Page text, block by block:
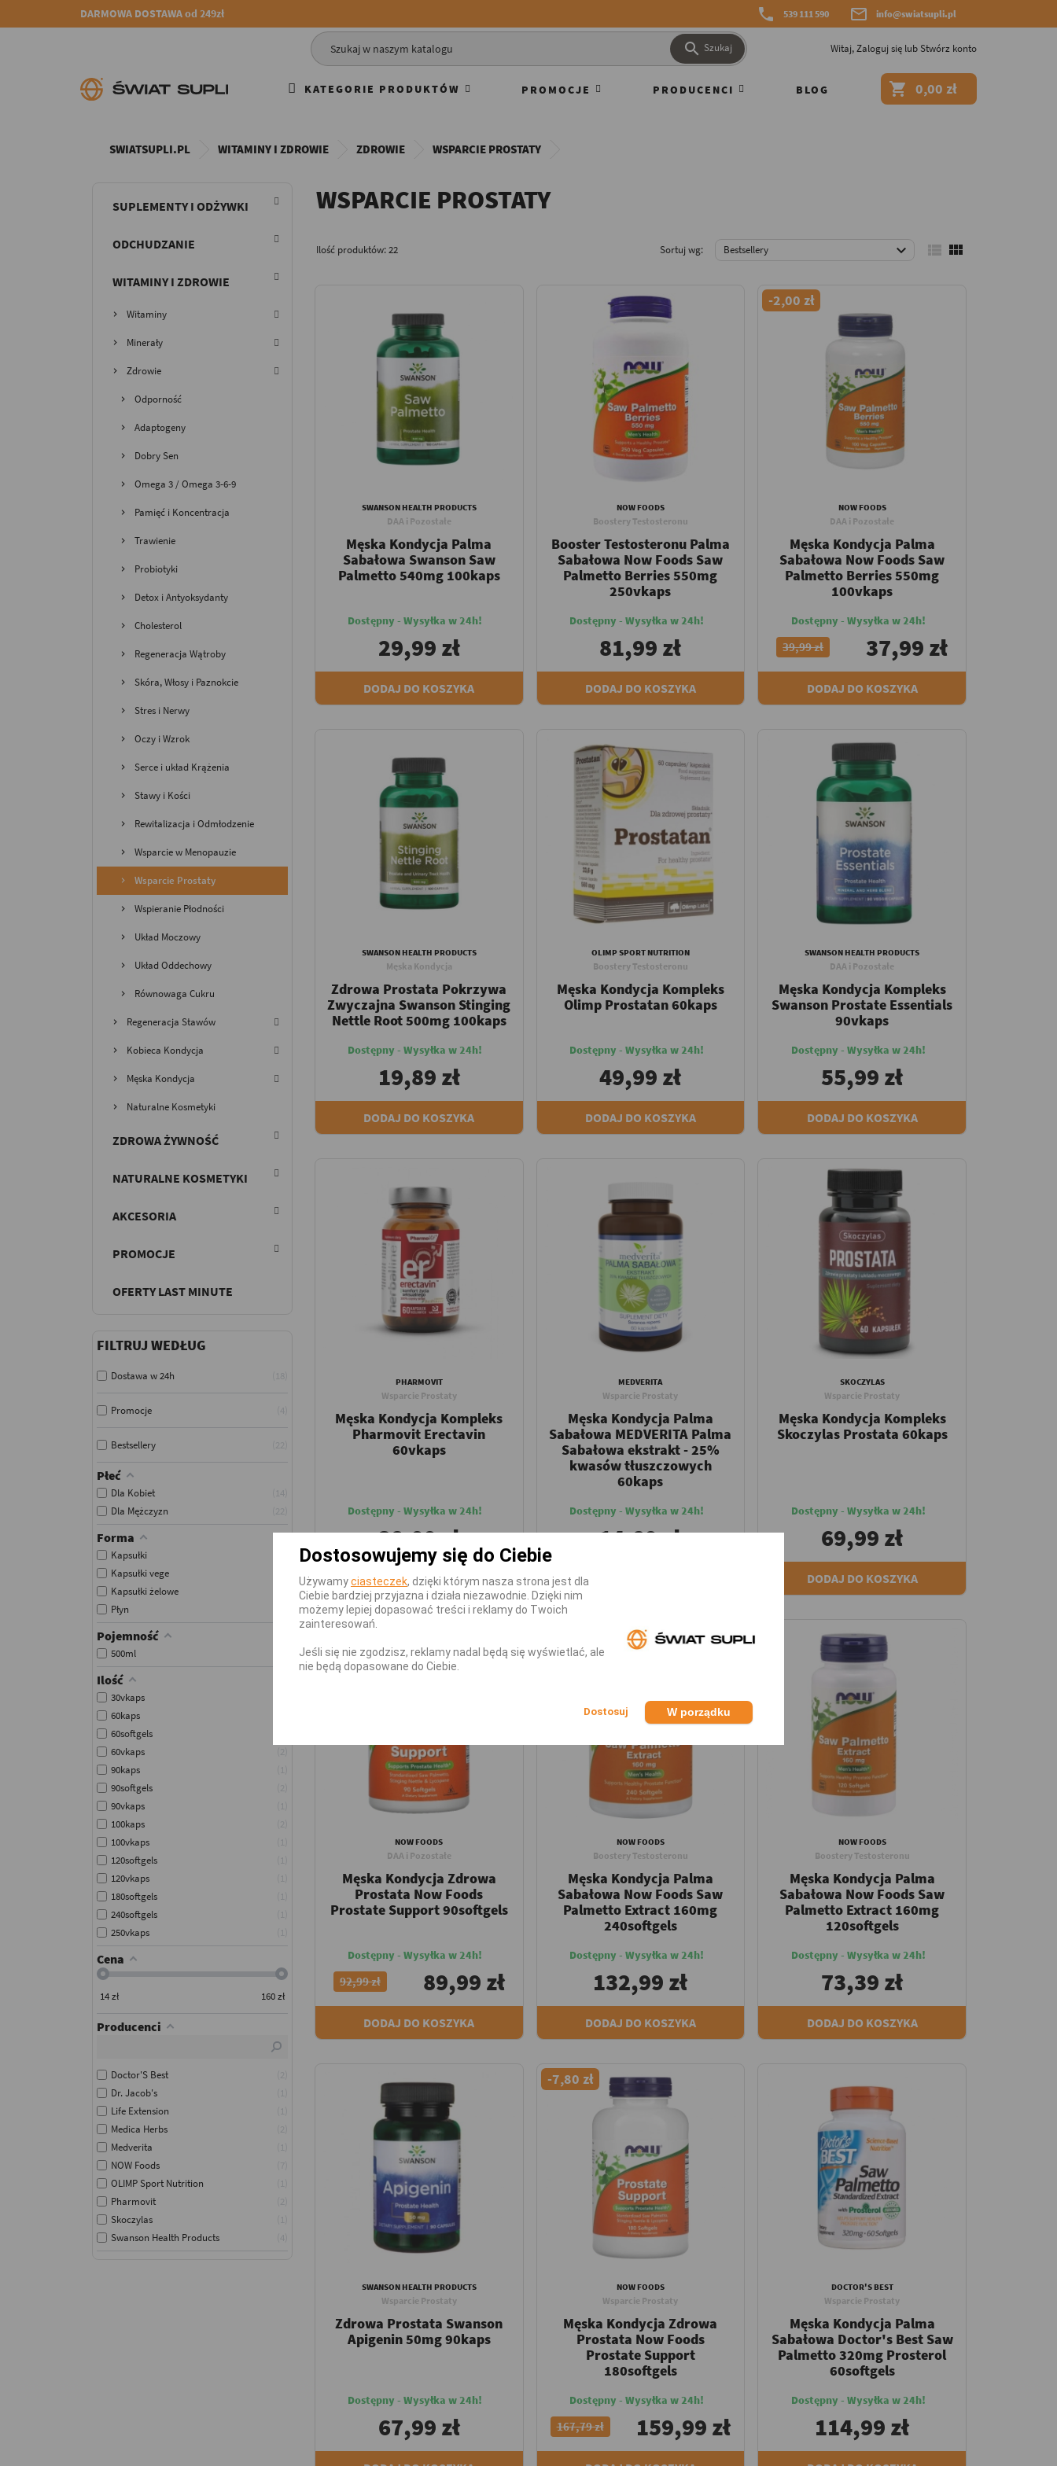
DARMOWA DOSTAWA od 249zł  539 111 590  info@swiatsupli.pl
 Szukaj Witaj,Zaloguj się lubStwórz konto
KATEGORIE PRODUKTÓW PROMOCJE PRODUCENCI BLOG  0,00 zł
SWIATSUPLI.PL WITAMINY I ZDROWIE ZDROWIE WSPARCIE PROSTATY
SUPLEMENTY I ODŻYWKI
ODCHUDZANIE
WITAMINY I ZDROWIE
Witaminy
Minerały
Zdrowie
Odporność
Adaptogeny
Dobry Sen
Omega 3 / Omega 3-6-9
Pamięć i Koncentracja
Trawienie
Probiotyki
Detox i Antyoksydanty
Cholesterol
Regeneracja Wątroby
Skóra, Włosy i Paznokcie
Stres i Nerwy
Oczy i Wzrok
Serce i układ Krążenia
Stawy i Kości
Rewitalizacja i Odmłodzenie
Wsparcie w Menopauzie
Wsparcie Prostaty
Wspieranie Płodności
Układ Moczowy
Układ Oddechowy
Równowaga Cukru
Regeneracja Stawów
Kobieca Kondycja
Męska Kondycja
Naturalne Kosmetyki
ZDROWA ŻYWNOŚĆ
NATURALNE KOSMETYKI
AKCESORIA
PROMOCJE
OFERTY LAST MINUTE
FILTRUJ WEDŁUG
Dostawa w 24h
Promocje
Bestsellery
Płeć
Dla Kobiet
Dla Mężczyzn
Forma
Kapsułki
Kapsułki vege
Kapsułki żelowe
Płyn
Pojemność
500ml
Ilość
30vkaps
60kaps
60softgels
60vkaps
90kaps
90softgels
90vkaps
100kaps
100vkaps
120softgels
120vkaps
180softgels
240softgels
250vkaps
Cena
14zł 160zł
Producenci
Doctor'S Best
Dr. Jacob's
Life Extension
Medica Herbs
Medverita
NOW Foods
OLIMP Sport Nutrition
Pharmovit
Skoczylas
Swanson Health Products
WSPARCIE PROSTATY
Ilość produktów: 22 Sortuj wg: Bestsellery   
SWANSON HEALTH PRODUCTS
DAA i Pozostałe
Męska Kondycja Palma
Sabałowa Swanson Saw
Palmetto 540mg 100kaps
Dostępny - Wysyłka w 24h!
29,99 zł
DODAJ DO KOSZYKA
NOW FOODS
Boostery Testosteronu
Booster Testosteronu Palma
Sabałowa Now Foods Saw
Palmetto Berries 550mg
250vkaps
Dostępny - Wysyłka w 24h!
81,99 zł
DODAJ DO KOSZYKA
-2,00 zł
NOW FOODS
DAA i Pozostałe
Męska Kondycja Palma
Sabałowa Now Foods Saw
Palmetto Berries 550mg
100vkaps
Dostępny - Wysyłka w 24h!
39,99 zł 37,99 zł
DODAJ DO KOSZYKA
SWANSON HEALTH PRODUCTS
Męska Kondycja
Zdrowa Prostata Pokrzywa
Zwyczajna Swanson Stinging
Nettle Root 500mg 100kaps
Dostępny - Wysyłka w 24h!
19,89 zł
DODAJ DO KOSZYKA
OLIMP SPORT NUTRITION
Boostery Testosteronu
Męska Kondycja Kompleks
Olimp Prostatan 60kaps
Dostępny - Wysyłka w 24h!
49,99 zł
DODAJ DO KOSZYKA
SWANSON HEALTH PRODUCTS
DAA i Pozostałe
Męska Kondycja Kompleks
Swanson Prostate Essentials
90vkaps
Dostępny - Wysyłka w 24h!
55,99 zł
DODAJ DO KOSZYKA
PHARMOVIT
Wsparcie Prostaty
Męska Kondycja Kompleks
Pharmovit Erectavin
60vkaps
Dostępny - Wysyłka w 24h!
38,99 zł
DODAJ DO KOSZYKA
MEDVERITA
Wsparcie Prostaty
Męska Kondycja Palma
Sabałowa MEDVERITA Palma
Sabałowa ekstrakt - 25%
kwasów tłuszczowych
60kaps
Dostępny - Wysyłka w 24h!
14,89 zł
DODAJ DO KOSZYKA
SKOCZYLAS
Wsparcie Prostaty
Męska Kondycja Kompleks
Skoczylas Prostata 60kaps
Dostępny - Wysyłka w 24h!
69,99 zł
DODAJ DO KOSZYKA
NOW FOODS
DAA i Pozostałe
Męska Kondycja Zdrowa
Prostata Now Foods
Prostate Support 90softgels
Dostępny - Wysyłka w 24h!
92,99 zł 89,99 zł
DODAJ DO KOSZYKA
NOW FOODS
Boostery Testosteronu
Męska Kondycja Palma
Sabałowa Now Foods Saw
Palmetto Extract 160mg
240softgels
Dostępny - Wysyłka w 24h!
132,99 zł
DODAJ DO KOSZYKA
NOW FOODS
Boostery Testosteronu
Męska Kondycja Palma
Sabałowa Now Foods Saw
Palmetto Extract 160mg
120softgels
Dostępny - Wysyłka w 24h!
73,39 zł
DODAJ DO KOSZYKA
SWANSON HEALTH PRODUCTS
Wsparcie Prostaty
Zdrowa Prostata Swanson
Apigenin 50mg 90kaps
Dostępny - Wysyłka w 24h!
67,99 zł
-7,80 zł
NOW FOODS
Wsparcie Prostaty
Męska Kondycja Zdrowa
Prostata Now Foods
Prostate Support
180softgels
Dostępny - Wysyłka w 24h!
167,79 zł 159,99 zł
DOCTOR'S BEST
Wsparcie Prostaty
Męska Kondycja Palma
Sabałowa Doctor's Best Saw
Palmetto 320mg Prosterol
60softgels
Dostępny - Wysyłka w 24h!
114,99 zł
Dostosowujemy się do Ciebie
Używamyciasteczek, dzięki którym nasza strona jest dla
Ciebie bardziej przyjazna i działa niezawodnie. Dzięki nim
możemy lepiej dopasować treści i reklamy do Twoich
zainteresowań.
Jeśli się nie zgodzisz, reklamy nadal będą się wyświetlać, ale
nie będą dopasowane do Ciebie.
W porządku